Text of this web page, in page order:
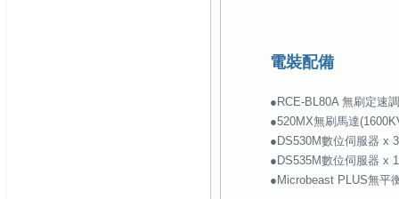
電裝配備
●RCE-BL80A 無刷定速
●520MX無刷馬達
●DS530M數位伺服器 x 3
●DS535M數位伺服器 x 1
●Microbeast PLUS無平